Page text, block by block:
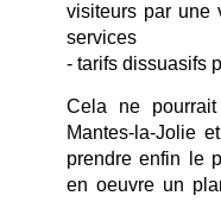
visiteurs par une
services
- tarifs dissuasifs
Cela ne
Mantes-la-Jolie
prendre enfin le
en oeuvre un